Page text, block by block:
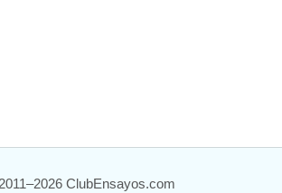
ClubEnsayos.com